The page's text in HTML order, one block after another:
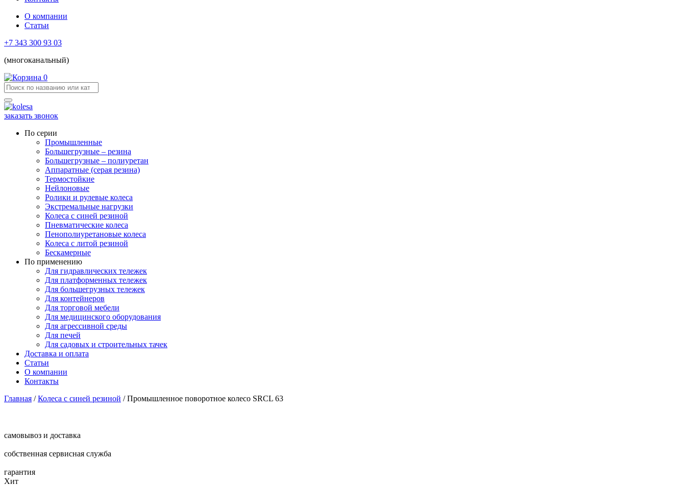
О компании
Статьи
+7 343 300 93 03
(многоканальный)
0
заказать звонок
По серии
Промышленные
Большегрузные – резина
Большегрузные – полиуретан
Аппаратные (серая резина)
Термостойкие
Нейлоновые
Ролики и рулевые колеса
Экстремальные нагрузки
Колеса с синей резиной
Пневматические колеса
Пенополиуретановые колеса
Колеса с литой резиной
Бескамерные
По применению
Для гидравлических тележек
Для платформенных тележек
Для большегрузных тележек
Для контейнеров
Для торговой мебели
Для медицинского оборудования
Для агрессивной среды
Для печей
Для садовых и строительных тачек
Доставка и оплата
Статьи
О компании
Контакты
Главная /Колеса с синей резиной /Промышленное поворотное колесо SRCL 63
самовывоз и доставка
собственная сервисная служба
гарантия
Хит